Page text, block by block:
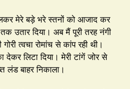
मेरे बड़े भरे स्तनों को आजाद कर
उतार दिया। अब मैं पूरी तरह नंगी
त्वचा रोमांच से कांप रही थी।
देकर लिटा दिया। मेरी टांगें जोर से
लंड बाहर निकाला।